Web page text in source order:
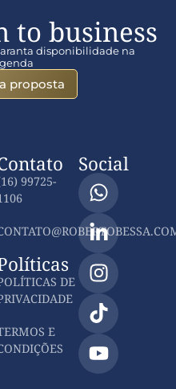
to business
disponibilidade na
proposta
99725-
DE
E
Social